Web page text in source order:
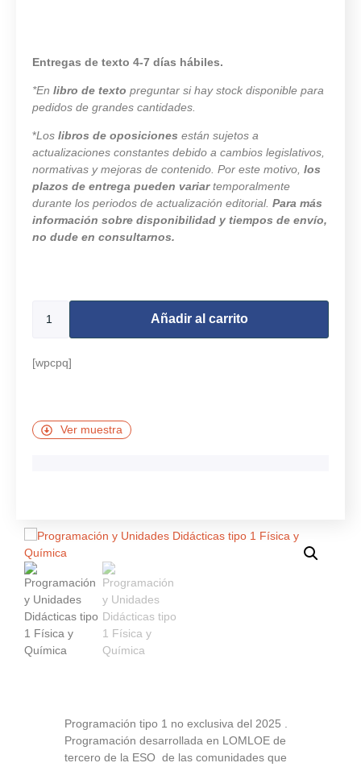
Entregas de texto 4-7 días hábiles.
*En libro de texto preguntar si hay stock disponible para
pedidos de grandes cantidades.
*Los libros de oposiciones están sujetos a
actualizaciones constantes debido a cambios legislativos,
normativas y mejoras de contenido. Por este motivo, los
plazos de entrega pueden variartemporalmente
durante los periodos de actualización editorial. Para más
información sobre disponibilidad y tiempos de envío,
no dude en consultarnos.
Añadir al carrito
[wpcpq]
Ver muestra
Programación tipo 1 no exclusiva del 2025 .
Programación desarrollada en LOMLOE de
tercero de la ESO de las comunidades que